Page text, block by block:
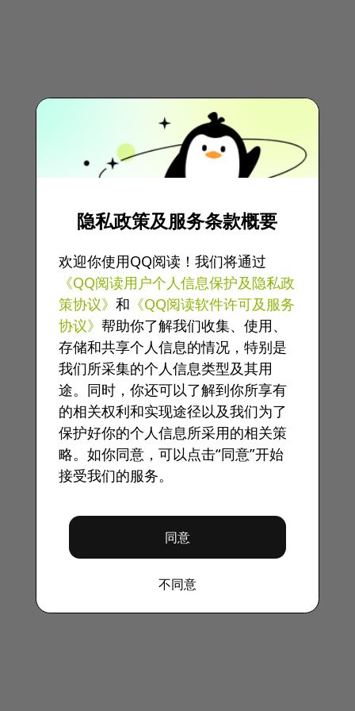
隐私政策及服务条款概要
欢迎你使用QQ阅读！我们将通过
《QQ阅读用户个人信息保护及隐私政
策协议》 和 《QQ阅读软件许可及服务
协议》 帮助你了解我们收集、使用、
存储和共享个人信息的情况，特别是
我们所采集的个人信息类型及其用
途。同时，你还可以了解到你所享有
的相关权利和实现途径以及我们为了
保护好你的个人信息所采用的相关策
略。如你同意，可以点击“同意”开始
接受我们的服务。
同意
不同意